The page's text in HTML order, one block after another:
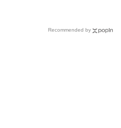
Recommended by